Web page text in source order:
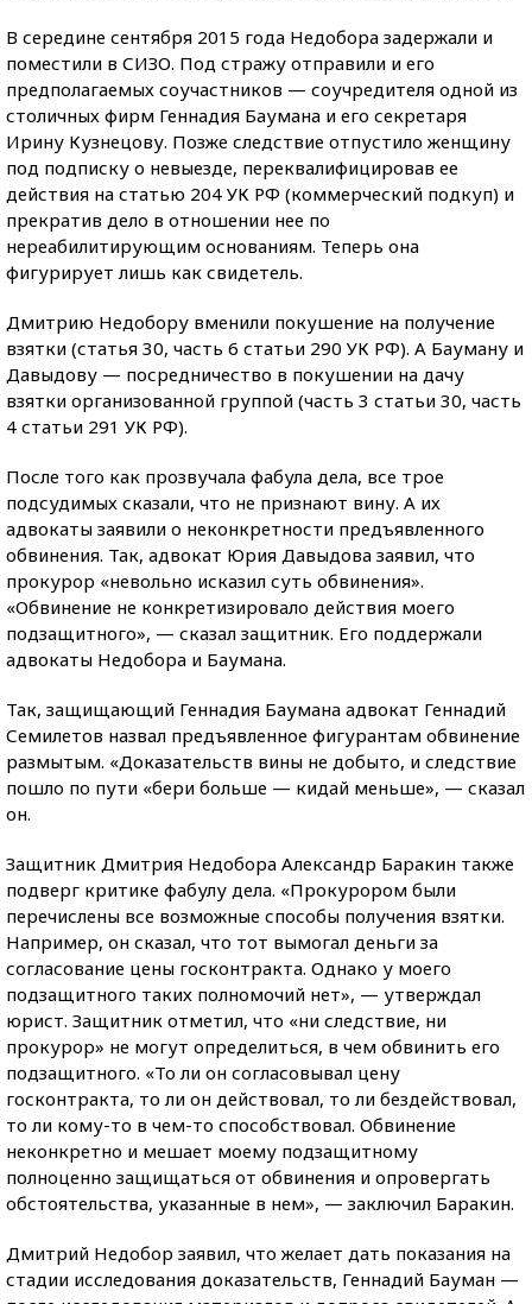
В середине сентября 2015 года Недобора задержали и
поместили в СИЗО. Под стражу отправили и его
предполагаемых соучастников — соучредителя одной из
столичных фирм Геннадия Баумана и его секретаря
Ирину Кузнецову. Позже следствие отпустило женщину
под подписку о невыезде, переквалифицировав ее
действия на статью 204 УК РФ (коммерческий подкуп) и
прекратив дело в отношении нее по
нереабилитирующим основаниям. Теперь она
фигурирует лишь как свидетель.
Дмитрию Недобору вменили покушение на получение
взятки (статья 30, часть 6 статьи 290 УК РФ). А Бауману и
Давыдову — посредничество в покушении на дачу
взятки организованной группой (часть 3 статьи 30, часть
4 статьи 291 УК РФ).
После того как прозвучала фабула дела, все трое
подсудимых сказали, что не признают вину. А их
адвокаты заявили о неконкретности предъявленного
обвинения. Так, адвокат Юрия Давыдова заявил, что
прокурор «невольно исказил суть обвинения».
«Обвинение не конкретизировало действия моего
подзащитного», — сказал защитник. Его поддержали
адвокаты Недобора и Баумана.
Так, защищающий Геннадия Баумана адвокат Геннадий
Семилетов назвал предъявленное фигурантам обвинение
размытым. «Доказательств вины не добыто, и следствие
пошло по пути «бери больше — кидай меньше», — сказал
он.
Защитник Дмитрия Недобора Александр Баракин также
подверг критике фабулу дела. «Прокурором были
перечислены все возможные способы получения взятки.
Например, он сказал, что тот вымогал деньги за
согласование цены госконтракта. Однако у моего
подзащитного таких полномочий нет», — утверждал
юрист. Защитник отметил, что «ни следствие, ни
прокурор» не могут определиться, в чем обвинить его
подзащитного. «То ли он согласовывал цену
госконтракта, то ли он действовал, то ли бездействовал,
то ли кому-то в чем-то способствовал. Обвинение
неконкретно и мешает моему подзащитному
полноценно защищаться от обвинения и опровергать
обстоятельства, указанные в нем», — заключил Баракин.
Дмитрий Недобор заявил, что желает дать показания на
стадии исследования доказательств, Геннадий Бауман —